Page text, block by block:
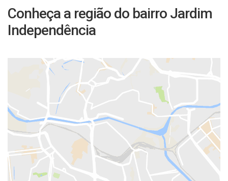
Conheça a região do bairro Jardim
Independência